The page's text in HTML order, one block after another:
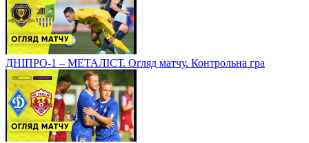
ДНІПРО-1 – МЕТАЛІСТ. Огляд матчу. Контрольна гра